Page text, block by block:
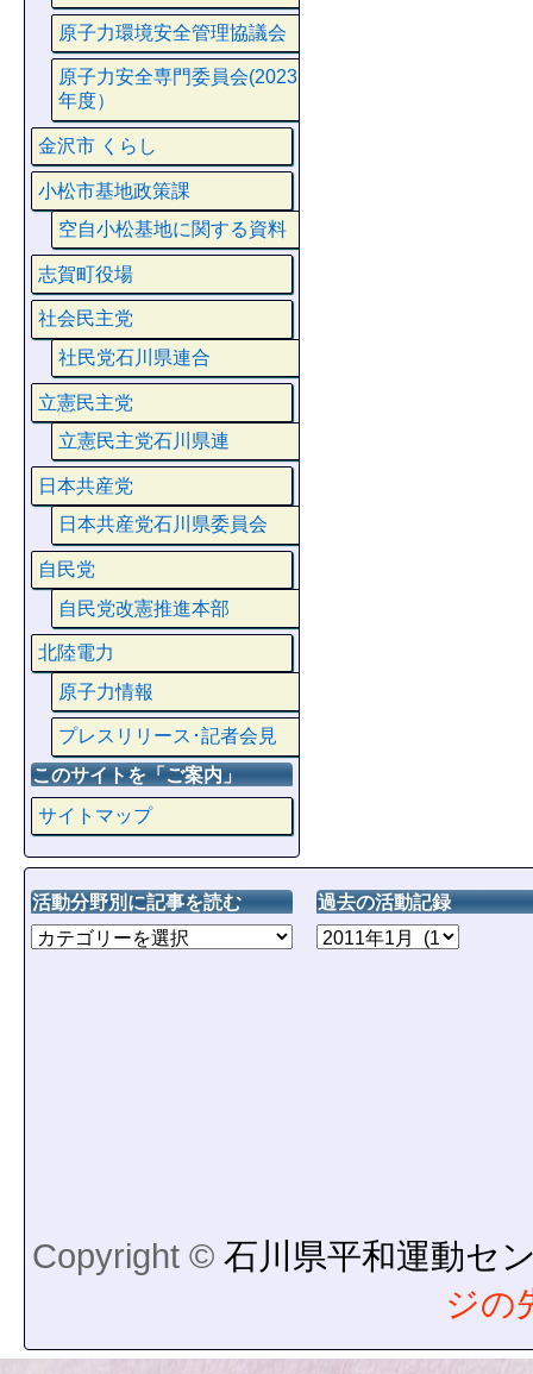
原子力環境安全管理協議会
原子力安全専門委員会(2023
年度）
金沢市 くらし
小松市基地政策課
空自小松基地に関する資料
志賀町役場
社会民主党
社民党石川県連合
立憲民主党
立憲民主党石川県連
日本共産党
日本共産党石川県委員会
自民党
自民党改憲推進本部
北陸電力
原子力情報
プレスリリース･記者会見
このサイトを「ご案内」
サイトマップ
活動分野別に記事を読む 過去の活動記録
Copyright © 石川県平和運動セ
ジの